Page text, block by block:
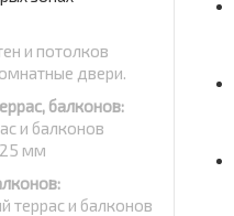
и потолков
двери.
балконов:
и балконов
25 мм
террас и балконов